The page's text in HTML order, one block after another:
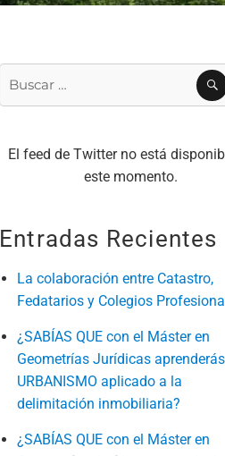
El feed de Twitter no está
este momento.
Entradas Recientes
La colaboración entre Catastro,
Fedatarios y Colegios
¿SABÍAS QUE con el Máster en
Geometrías Jurídicas aprenderás
URBANISMO aplicado a la
delimitación inmobiliaria?
¿SABÍAS QUE con el Máster en